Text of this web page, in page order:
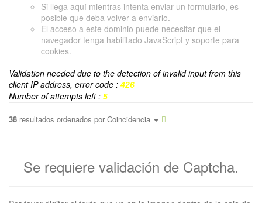
Si llega aquí mientras intenta enviar un formulario, es
posible que deba volver a enviarlo.
El acceso a este dominio puede necesitar que el
navegador tenga habilitado JavaScript y soporte para
cookies.
Validation needed due to the detection of invalid input from this
client IP address, error code : 426
Number of attempts left : 5
38 resultados ordenados por Coincidencia
Se requiere validación de Captcha.